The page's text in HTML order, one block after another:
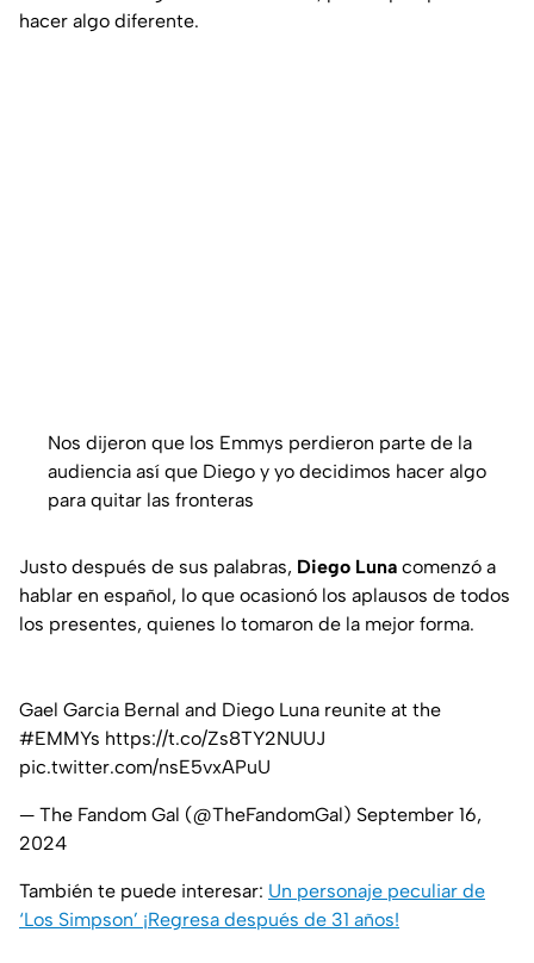
hacer algo diferente.
Nos dijeron que los Emmys perdieron parte de la
audiencia así que Diego y yo decidimos hacer algo
para quitar las fronteras
Justo después de sus palabras, Diego Luna comenzó a
hablar en español, lo que ocasionó los aplausos de todos
los presentes, quienes lo tomaron de la mejor forma.
Gael Garcia Bernal and Diego Luna reunite at the
#EMMYs https://t.co/Zs8TY2NUUJ
pic.twitter.com/nsE5vxAPuU
— The Fandom Gal (@TheFandomGal) September 16,
2024
También te puede interesar: Un personaje peculiar de
‘Los Simpson’ ¡Regresa después de 31 años!